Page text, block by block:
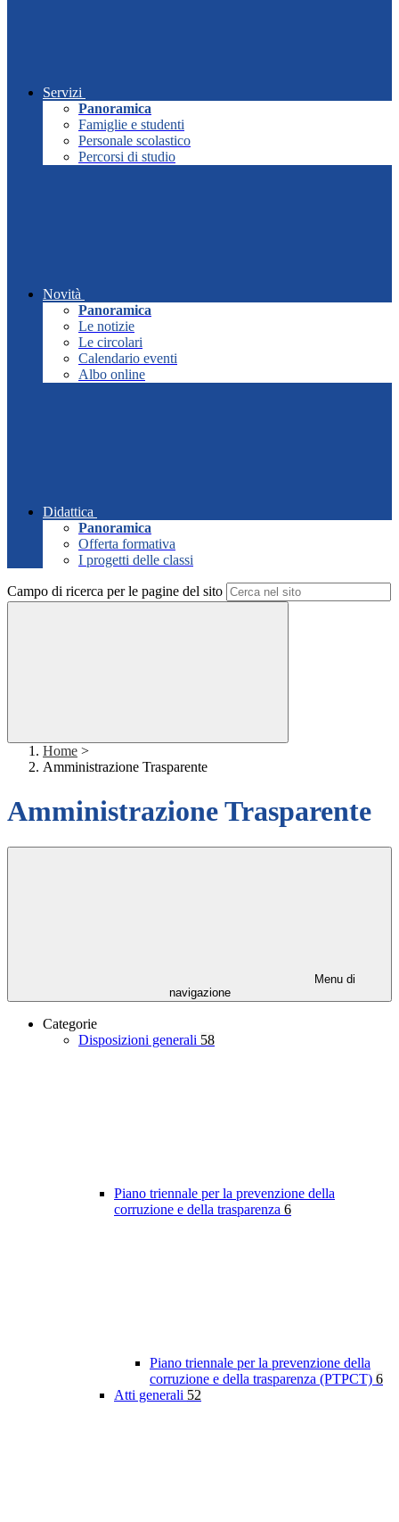
Servizi
Panoramica
Famiglie e studenti
Personale scolastico
Percorsi di studio
Novità
Panoramica
Le notizie
Le circolari
Calendario eventi
Albo online
Didattica
Panoramica
Offerta formativa
I progetti delle classi
Campo di ricerca per le pagine del sito
Home >
Amministrazione Trasparente
Amministrazione Trasparente
Menu di
navigazione
Categorie
Disposizioni generali 58
Piano triennale per la prevenzione della
corruzione e della trasparenza 6
Piano triennale per la prevenzione della
corruzione e della trasparenza (PTPCT) 6
Atti generali 52